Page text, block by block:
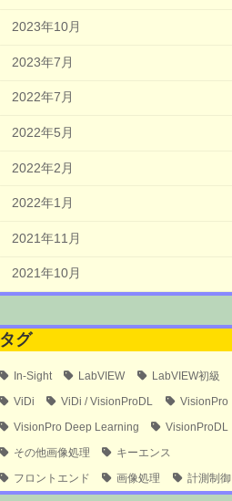
2023年10月
2023年7月
2022年7月
2022年5月
2022年2月
2022年1月
2021年11月
2021年10月
タグ
In-Sight LabVIEW
LabVIEW初級
ViDi
ViDi / VisionProDL
VisionPro
VisionPro Deep Learning
VisionProDL
その他画像処理
キーエンス
フロントエンド
画像処理 計測制御